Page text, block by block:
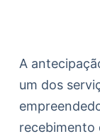
A
um dos
recebimento